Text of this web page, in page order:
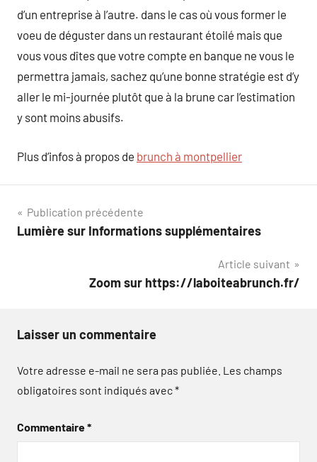
d’un entreprise à l’autre. dans le cas où vous former le
voeu de déguster dans un restaurant étoilé mais que
vous vous dîtes que votre compte en banque ne vous le
permettra jamais, sachez qu’une bonne stratégie est d’y
aller le mi-journée plutôt que à la brune car l’estimation
y sont moins abusifs.
Plus d’infos à propos de brunch à montpellier
Navigation
de
Publication précédente
Lumière sur Informations supplémentaires
Article suivant
Zoom sur https://laboiteabrunch.fr/
Laisser un commentaire
Votre adresse e-mail ne sera pas publiée. Les champs
obligatoires sont indiqués avec*
Commentaire*